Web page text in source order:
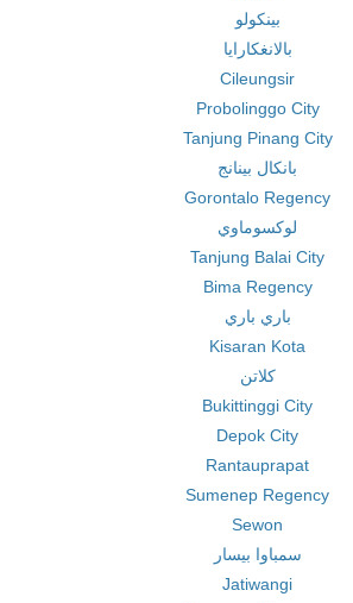
بينكولو
بالانغكارايا
Cileungsir
Probolinggo City
Tanjung Pinang City
بانكال بينانج
Gorontalo Regency
لوكسوماوي
Tanjung Balai City
Bima Regency
باري باري
Kisaran Kota
كلاتن
Bukittinggi City
Depok City
Rantauprapat
Sumenep Regency
Sewon
سمباوا بيسار
Jatiwangi